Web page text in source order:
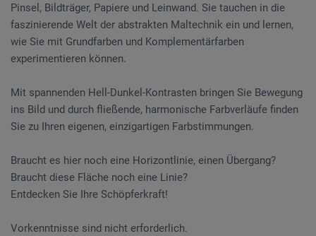
Pinsel, Bildträger, Papiere und Leinwand. Sie tauchen in die
faszinierende Welt der abstrakten Maltechnik ein und lernen,
wie Sie mit Grundfarben und Komplementärfarben
experimentieren können.
Mit spannenden Hell-Dunkel-Kontrasten bringen Sie Bewegung
ins Bild und durch fließende, harmonische Farbverläufe finden
Sie zu Ihren eigenen, einzigartigen Farbstimmungen.
Braucht es hier noch eine Horizontlinie, einen Übergang?
Braucht diese Fläche noch eine Linie?
Entdecken Sie Ihre Schöpferkraft!
Vorkenntnisse sind nicht erforderlich.